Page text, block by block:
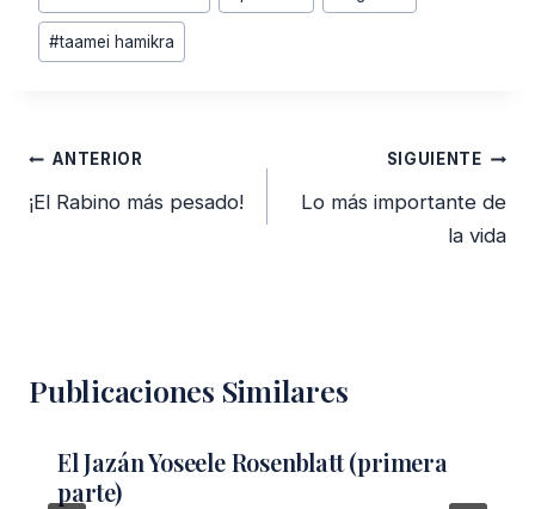
#taamei hamikra
Navegación
de
ANTERIOR
¡El Rabino más pesado!
SIGUIENTE
Lo más importante de
la vida
Publicaciones Similares
El Jazán Yoseele Rosenblatt (primera
parte)